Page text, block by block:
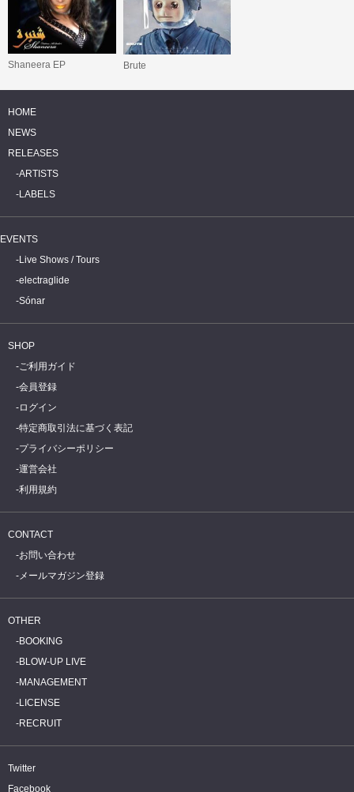
Shaneera EP Brute
HOME
NEWS
RELEASES
ARTISTS
LABELS
EVENTS
Live Shows / Tours
electraglide
Sónar
SHOP
ご利用ガイド
会員登録
ログイン
特定商取引法に基づく表記
プライバシーポリシー
運営会社
利用規約
CONTACT
お問い合わせ
メールマガジン登録
OTHER
BOOKING
BLOW-UP LIVE
MANAGEMENT
LICENSE
RECRUIT
Twitter
Facebook